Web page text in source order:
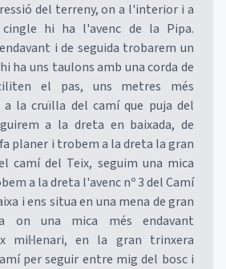
del terreny, on a l'interior i a
hi ha l'avenc de la Pipa.
i de seguida trobarem un
ha uns taulons amb una corda de
el pas, uns metres més
la cruïlla del camí que puja del
a la dreta en baixada, de
planer i trobem a la dreta la gran
camí del Teix, seguim una mica
a la dreta l'avenc nº 3 del Camí
i ens situa en una mena de gran
on una mica més endavant
mil·lenari, en la gran trinxera
per seguir entre mig del bosc i